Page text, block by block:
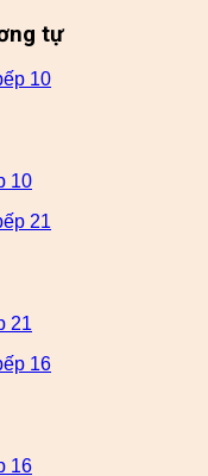
tự
10
21
16